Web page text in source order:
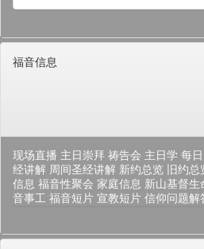
福音信息
现场直播 主日崇拜 祷告会 主日学 每
经讲解 周间圣经讲解 新约总览 旧约总
信息 福音性聚会 家庭信息 新山基督生
音事工 福音短片 宣教短片 信仰问题解